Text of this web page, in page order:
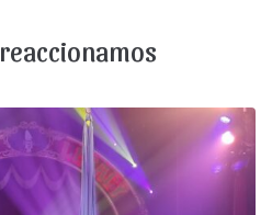
reaccionamos